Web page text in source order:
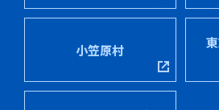
小笠原村